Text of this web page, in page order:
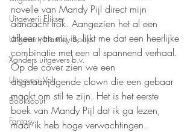
Uitgeverij Elikser
Uitgeverij Hamley Books
Xanders uitgevers b.v.
Uitgeverij Volt
Bookscout
Fantasy
novelle van Mandy Pijl direct mijn
aandacht trok. Aangezien het al een
afkeer van mij is, lijkt me dat een heerlijke
combinatie met een al spannend verhaal.
Op de cover zien we een
angstaanjagende clown die een gebaar
maakt om stil te zijn. Het is het eerste
boek van Mandy Pijl dat ik ga lezen,
maar ik heb hoge verwachtingen.